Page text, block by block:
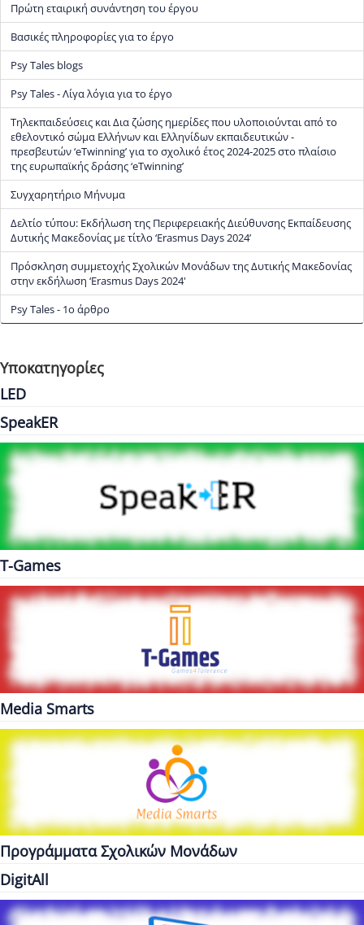
Πρώτη εταιρική συνάντηση του έργου
Βασικές πληροφορίες για το έργο
Psy Tales blogs
Psy Tales - Λίγα λόγια για το έργο
Τηλεκπαιδεύσεις και Δια ζώσης ημερίδες που υλοποιούνται από το
εθελοντικό σώμα Ελλήνων και Ελληνίδων εκπαιδευτικών -
πρεσβευτών ‘eTwinning’ για το σχολικό έτος 2024-2025 στο πλαίσιο
της ευρωπαϊκής δράσης ‘eTwinning’
Συγχαρητήριο Μήνυμα
Δελτίο τύπου: Εκδήλωση της Περιφερειακής Διεύθυνσης Εκπαίδευσης
Δυτικής Μακεδονίας με τίτλο ‘Erasmus Days 2024’
Πρόσκληση συμμετοχής Σχολικών Μονάδων της Δυτικής Μακεδονίας
στην εκδήλωση ‘Erasmus Days 2024'
Psy Tales - 1ο άρθρο
Υποκατηγορίες
LED
SpeakER
T-Games
Media Smarts
Προγράμματα Σχολικών Μονάδων
DigitAll